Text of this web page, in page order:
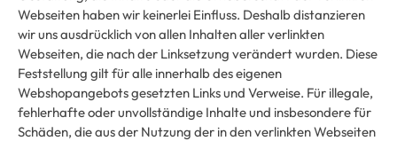
Webseiten haben wir keinerlei Einfluss. Deshalb distanzieren
wir uns ausdrücklich von allen Inhalten aller verlinkten
Webseiten, die nach der Linksetzung verändert wurden. Diese
Feststellung gilt für alle innerhalb des eigenen
Webshopangebots gesetzten Links und Verweise. Für illegale,
fehlerhafte oder unvollständige Inhalte und insbesondere für
Schäden, die aus der Nutzung der in den verlinkten Webseiten